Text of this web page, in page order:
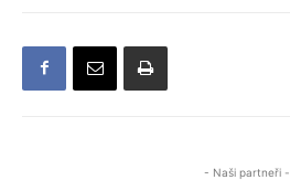
- Naši partneři -